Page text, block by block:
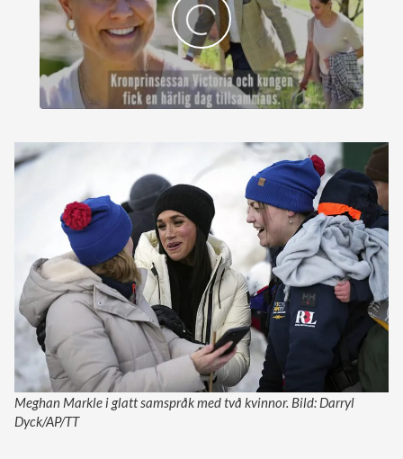
Meghan Markle i glatt samspråk med två kvinnor. Bild: Darryl
Dyck/AP/TT